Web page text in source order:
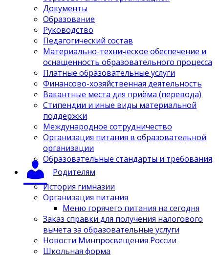
Документы
Образование
Руководство
Педагогический состав
Материально-техническое обеспечение и
оснащенность образовательного процесса
Платные образовательные услуги
Финансово-хозяйственная деятельность
Вакантные места для приёма (перевода)
Стипендии и иные виды материальной
поддержки
Международное сотрудничество
Организация питания в образовательной
организации
Образовательные стандарты и требования
Родителям
История гимназии
Организация питания
Меню горячего питания на сегодня
Заказ справки для получения налогового
вычета за образовательные услуги
Новости Минпросвещения России
Школьная форма